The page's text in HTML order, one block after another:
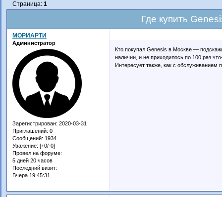
Где купить
Страница: 1
МОРИАРТИ
Администратор
Зарегистрирован: 2020-03-31
Приглашений: 0
Сообщений: 1934
Уважение: [+0/-0]
Провел на форуме:
5 дней 20 часов
Последний визит:
Вчера 19:45:31
Кто покупал Genesis в Москве —
наличии, и не приходилось по 100 раз
Интересует также, как с обслуживанием